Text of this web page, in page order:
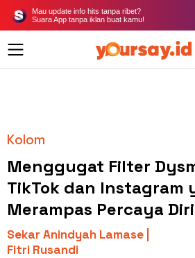
Mau update info hits tanpa ribet?
Suara App tanpa iklan buat kamu!
Kolom
Menggugat Filter
TikTok dan Instagram
Merampas Percaya Diri
Sekar Anindyah Lamase |
Fitri Rusandi